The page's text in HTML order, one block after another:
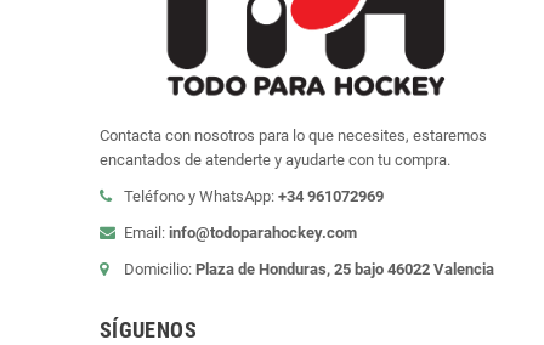
Contacta con nosotros para lo que necesites, estaremos
encantados de atenderte y ayudarte con tu compra.
Teléfono y WhatsApp: +34 961072969
Email: info@todoparahockey.com
Domicilio: Plaza de Honduras, 25 bajo 46022 Valencia
SÍGUENOS